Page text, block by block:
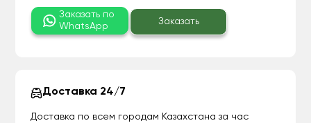
Заказать по
WhatsApp
Заказать
Доставка 24/7
Доставка по всем городам Казахстана за час